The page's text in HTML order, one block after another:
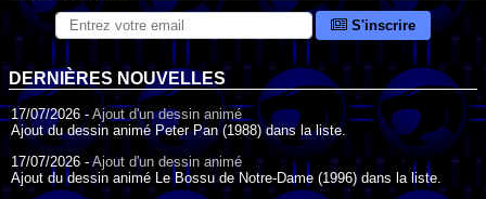
S'inscrire
DERNIÈRES NOUVELLES
17/07/2026 - Ajout d'un dessin animé
Ajout du dessin animé Peter Pan (1988) dans la liste.
17/07/2026 -Ajout d'un dessin animé
Ajout du dessin animé Le Bossu de Notre-Dame (1996) dans la liste.